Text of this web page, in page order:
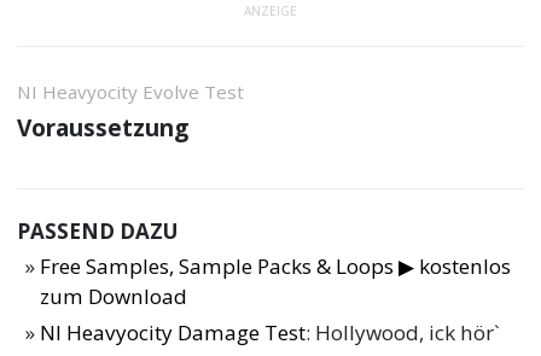
ANZEIGE
NI Heavyocity Evolve Test
Voraussetzung
PASSEND DAZU
Free Samples, Sample Packs & Loops ▶ kostenlos
zum Download
NI Heavyocity Damage Test: Hollywood, ick hör`